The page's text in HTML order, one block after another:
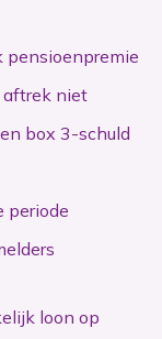
pensioenpremie
aftrek niet
box 3-schuld
periode
loon op